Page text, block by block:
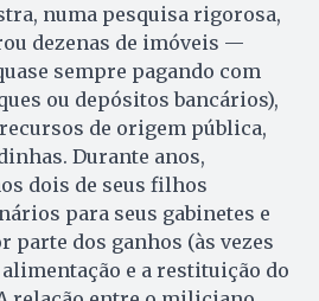
numa pesquisa rigorosa,
dezenas de imóveis —
sempre pagando com
ou depósitos bancários),
de origem pública,
Durante anos,
dois de seus filhos
para seus gabinetes e
parte dos ganhos (às vezes
e a restituição do